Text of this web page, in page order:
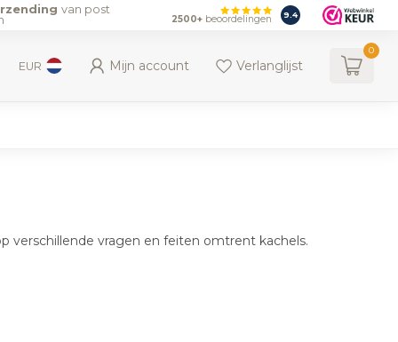
van post
2500+ beoordelingen 9.4
EUR Mijn account Verlanglijst
0
verschillende vragen en feiten omtrent kachels.